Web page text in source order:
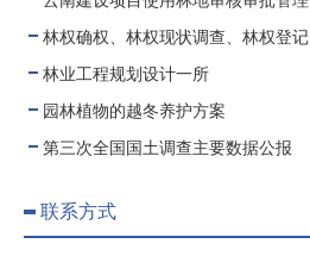
林权确权、林权现状调查、林权登记、林权测绘、林权登记代办
林业工程规划设计一所
园林植物的越冬养护方案
第三次全国国土调查主要数据公报
联系方式